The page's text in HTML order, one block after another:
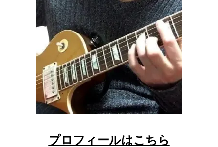
プロフィールはこちら